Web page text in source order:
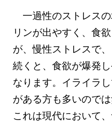
一過性のストレス
リンが出やすく、食
が、慢性ストレスで
続くと、食欲が爆発
なります。イライラ
がある方も多いので
これは現代において